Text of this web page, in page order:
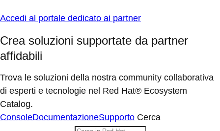
Accedi al portale dedicato ai partner
Crea soluzioni supportate da partner
affidabili
Trova le soluzioni della nostra community collaborativa
di esperti e tecnologie nel Red Hat® Ecosystem
Catalog.
ConsoleDocumentazioneSupporto Cerca